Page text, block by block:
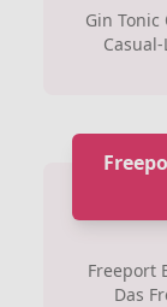
Gin
Freeport
Das